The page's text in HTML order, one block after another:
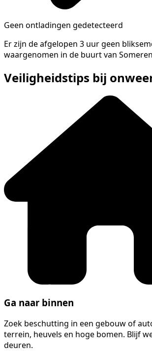
Geen ontladingen gedetecteerd
Er zijn de afgelopen 3 uur geen
waargenomen in de buurt van
Veiligheidstips bij
Ga naar binnen
Zoek beschutting in een gebouw of
terrein, heuvels en hoge bomen. Blijf
deuren.